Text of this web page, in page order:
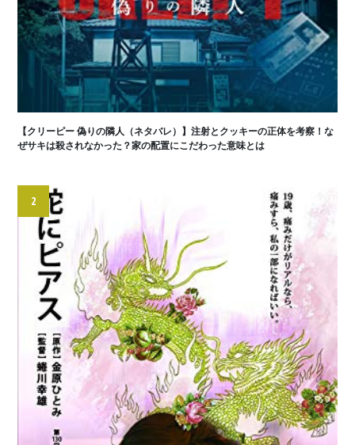
【クリーピー 偽りの隣人（ネタバレ）】注射とクッキーの正体を考察！な
ぜサキは殺されなかった？家の配置にこだわった意味とは
2